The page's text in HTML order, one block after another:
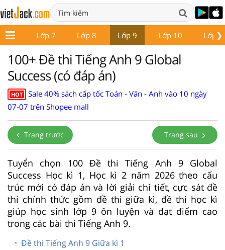
❯
6 Lớp 7 Lớp 8 Lớp 9 Lớp 10 Lớp
100+ Đề thi Tiếng Anh 9 Global
Success (có đáp án)
HOT
Sale 40% sách cấp tốc Toán - Văn - Anh vào 10 ngày
07-07 trên Shopee mall
Trang trước Trang sau
Tuyển chọn 100 Đề thi Tiếng Anh 9 Global
Success Học kì 1, Học kì 2 năm 2026 theo cấu
trúc mới có đáp án và lời giải chi tiết, cực sát đề
thi chính thức gồm đề thi giữa kì, đề thi học kì
giúp học sinh lớp 9 ôn luyện và đạt điểm cao
trong các bài thi Tiếng Anh 9.
Đề thi Tiếng Anh 9 Giữa kì 1